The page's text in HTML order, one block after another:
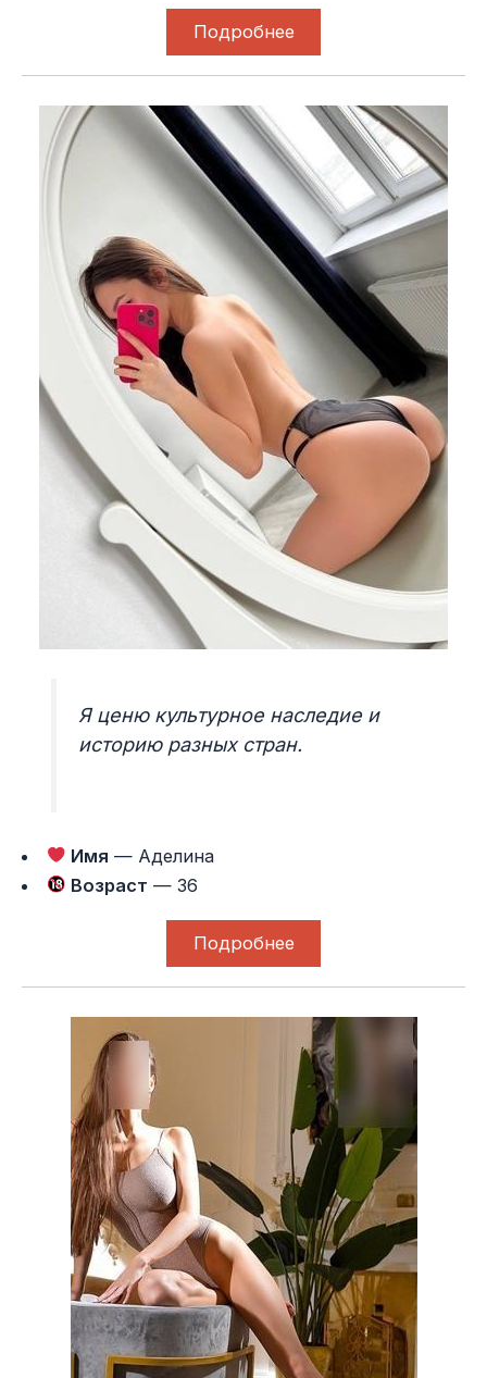
Подробнее
Я ценю культурное наследие и
историю разных стран.
Имя — Аделина
Возраст — 36
Подробнее